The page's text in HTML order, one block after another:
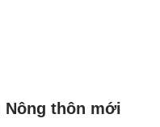
Nông thôn mới